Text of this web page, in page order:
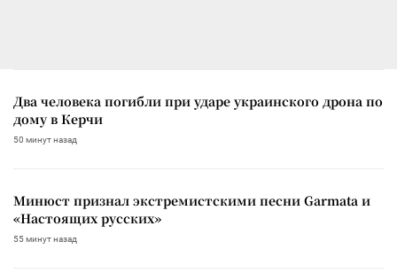
Два человека погибли при ударе украинского дрона по
дому в Керчи
50 минут назад
Минюст признал экстремистскими песни Garmata и
«Настоящих русских»
55 минут назад